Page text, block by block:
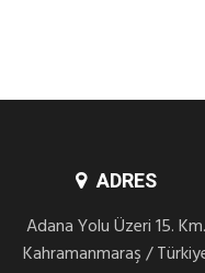
ADRES
Adana Yolu Üzeri 15. Km.
Kahramanmaraş /